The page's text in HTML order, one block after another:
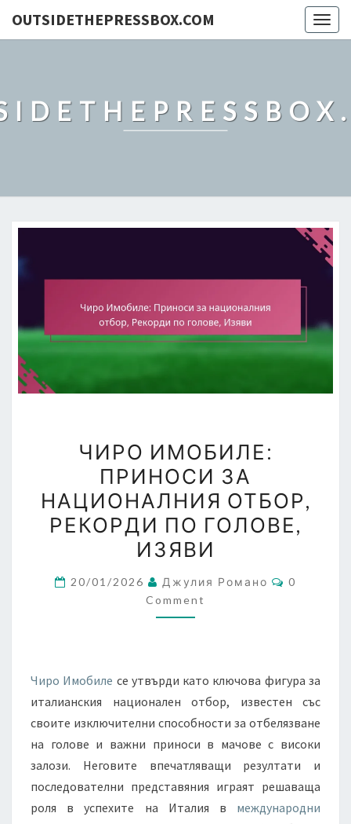
OUTSIDETHEPRESSBOX.COM
ИМОБИЛЕ:
ПРИНОСИ
ЗА
НАЦИОНАЛНИЯ
ОТБОР,
РЕКОРДИ
ПО
ГОЛОВЕ,
ЧИРО ИМОБИЛЕ:
ПРИНОСИ ЗА
НАЦИОНАЛНИЯ ОТБОР,
РЕКОРДИ ПО ГОЛОВЕ,
ИЗЯВИ
20/01/2026 Джулия Романо Comments
0
Comment
Чиро Имобиле се утвърди като ключова фигура за
италианския национален отбор, известен със
своите изключителни способности за отбелязване
на голове и важни приноси в мачове с високи
залози. Неговите впечатляващи резултати и
последователни представяния играят решаваща
роля в успехите на Италия в международни